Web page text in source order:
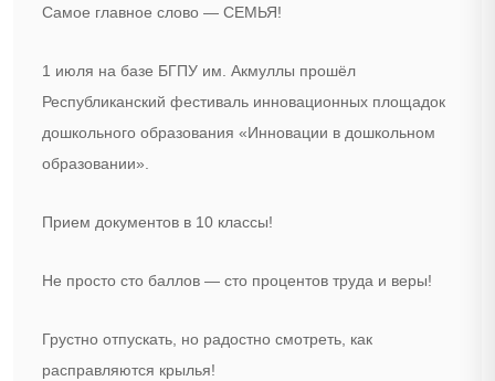
Самое главное слово — СЕМЬЯ!
1 июля на базе БГПУ им. Акмуллы прошёл
Республиканский фестиваль инновационных площадок
дошкольного образования «Инновации в дошкольном
образовании».
Прием документов в 10 классы!
Не просто сто баллов — сто процентов труда и веры!
Грустно отпускать, но радостно смотреть, как
расправляются крылья!